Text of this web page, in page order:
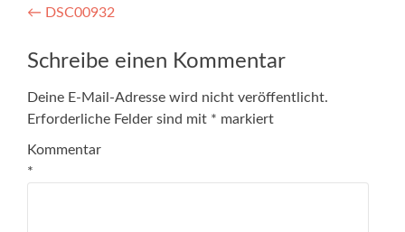
Artikel-
Navigation
← DSC00932
Schreibe einen Kommentar
Deine E-Mail-Adresse wird nicht veröffentlicht.
Erforderliche Felder sind mit * markiert
Kommentar
*